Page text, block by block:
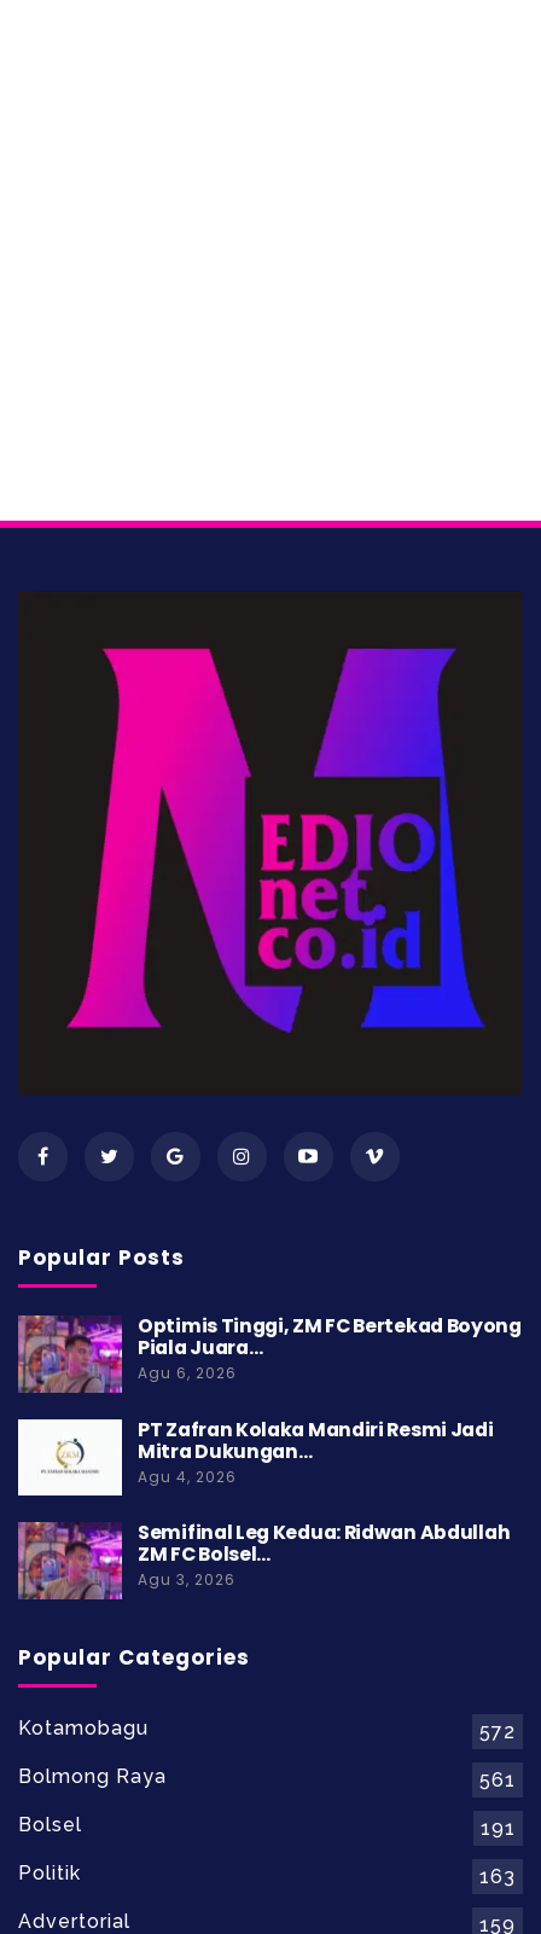
Popular Posts
Optimis Tinggi, ZM FC Bertekad Boyong
Piala Juara…
Agu 6, 2026
PT Zafran Kolaka Mandiri Resmi Jadi
Mitra Dukungan…
Agu 4, 2026
Semifinal Leg Kedua: Ridwan Abdullah
ZM FC Bolsel…
Agu 3, 2026
Popular Categories
Kotamobagu
572
Bolmong Raya
561
Bolsel
191
Politik
163
Advertorial
159